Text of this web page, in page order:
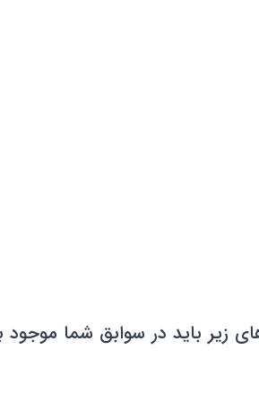
زیر باید در سوابق شما موجود